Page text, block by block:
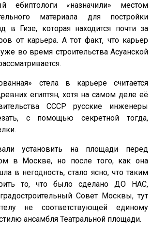
ебиптологи «назначили» местом
материала для постройки
в Гизе, которая находится почти за
от карьера. А тот факт, что карьер
во время строительства Асуанской
стела в карьере считается
египтян, хотя на самом деле её
СССР русские инженеры
с помощью секретной тогда,
установить на площади перед
в Москве, но после того, как она
в негодность, стало ясно, что таким
то, что было сделано ДО НАС,
Совет Москвы, тут
не соответствующей единому
ансамбля Театральной площади.